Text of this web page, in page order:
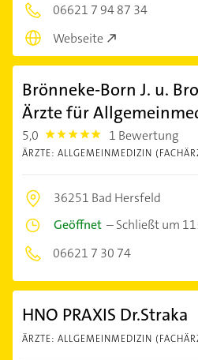
06621 7 94 87 34
Webseite
Brönneke-Born J. u.
Ärzte für
5,0 5.0 1 Bewertung
ÄRZTE: ALLGEMEINMEDIZIN
36251 Bad Hersfeld
Geöffnet –Schließt um
06621 7 30 74
HNO PRAXIS Dr.Straka
ÄRZTE: ALLGEMEINMEDIZIN